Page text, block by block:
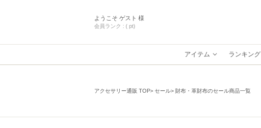
ようこそ ゲスト 様
会員ランク : ( pt)
アイテム ランキング
アクセサリー通販 TOP セール 財布・革財布のセール商品一覧